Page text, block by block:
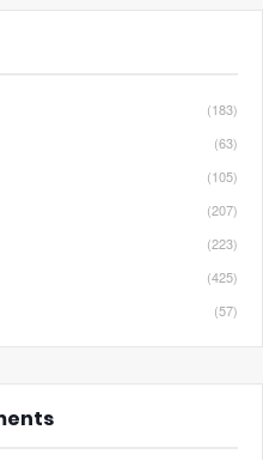
(183)
(63)
(105)
(207)
(223)
(425)
(57)